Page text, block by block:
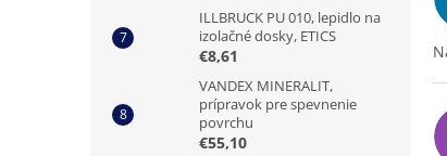
ILLBRUCK PU 010, lepidlo na
izolačné dosky, ETICS
€8,61
VANDEX MINERALIT,
prípravok pre spevnenie
povrchu
€55,10